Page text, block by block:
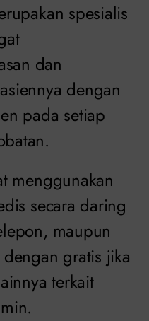
spesialis
dan
dengan
pada setiap
menggunakan
secara daring
maupun
gratis jika
terkait